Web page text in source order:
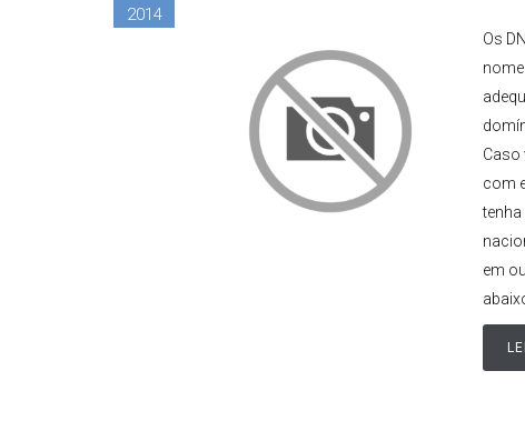
2014
Os
Caso
com
em